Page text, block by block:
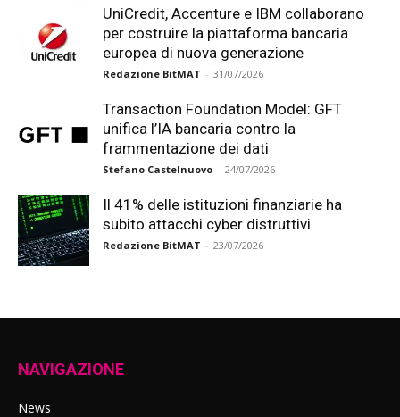
UniCredit, Accenture e IBM collaborano
per costruire la piattaforma bancaria
europea di nuova generazione
Redazione BitMAT - 31/07/2026
Transaction Foundation Model: GFT
unifica l’IA bancaria contro la
frammentazione dei dati
Stefano Castelnuovo - 24/07/2026
Il 41% delle istituzioni finanziarie ha
subito attacchi cyber distruttivi
Redazione BitMAT - 23/07/2026
NAVIGAZIONE
News